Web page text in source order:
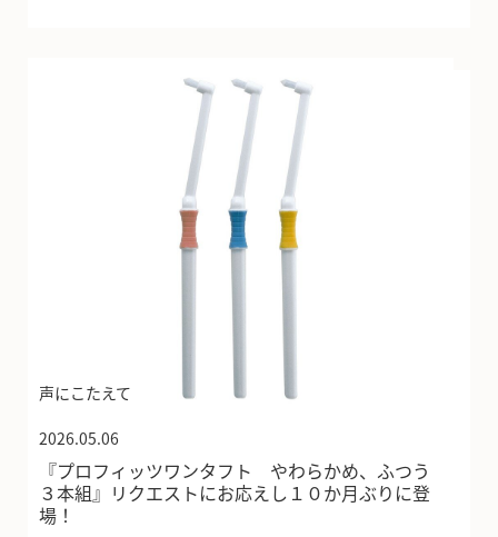
声にこたえて
2026.05.06
『プロフィッツワンタフト やわらかめ、ふつう
３本組』リクエストにお応えし１０か月ぶりに登
場！